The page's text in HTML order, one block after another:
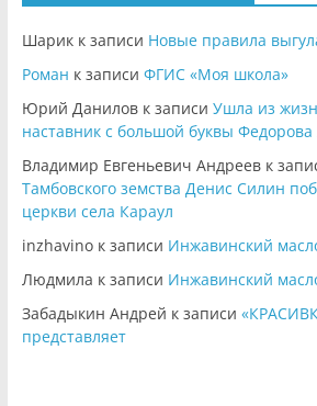
Шарикк записи Новые правила
Роман к записи ФГИС «Моя школа»
Юрий Даниловк записи Ушла из
наставник с большой буквы
Владимир Евгеньевич Андреевк
Тамбовского земства Денис Силин
церкви села Караул
inzhavinoк записи Инжавинский
Людмила к записи Инжавинский
Забадыкин Андрей к записи
представляет